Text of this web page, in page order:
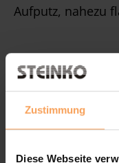
Zustimmung
Diese Webseite
Aufputz, nahezu